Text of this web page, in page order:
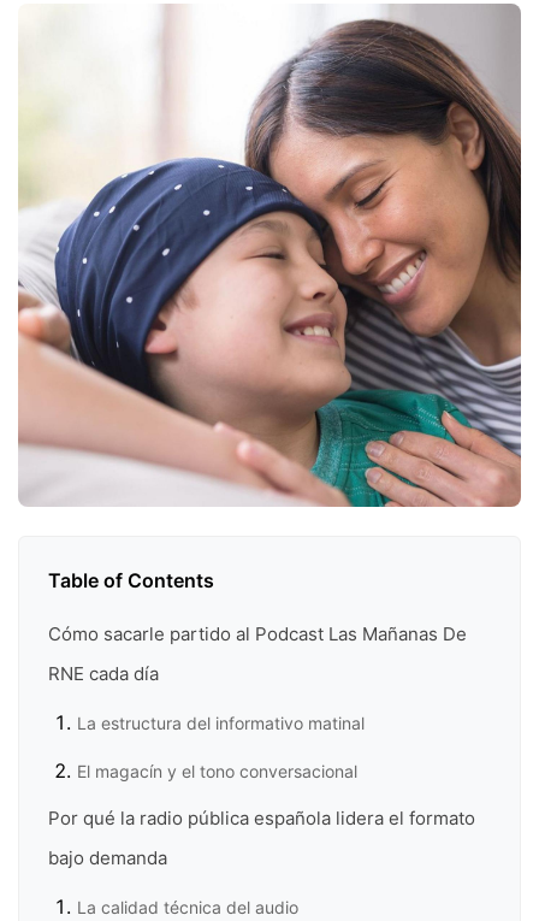
Table of Contents
Cómo sacarle partido al Podcast Las Mañanas De
RNE cada día
La estructura del informativo matinal
El magacín y el tono conversacional
Por qué la radio pública española lidera el formato
bajo demanda
La calidad técnica del audio